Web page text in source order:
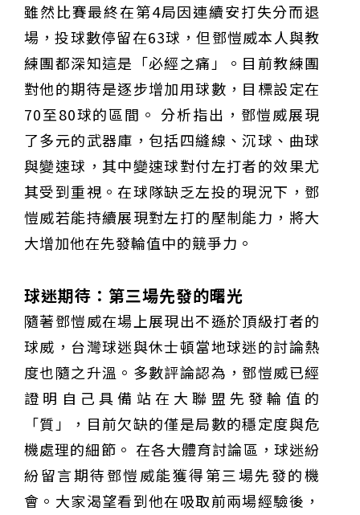
雖然比賽最終在第4局因連續安打失分而退
場，投球數停留在63球，但鄧愷威本人與教
練團都深知這是「必經之痛」。目前教練團
對他的期待是逐步增加用球數，目標設定在
70至80球的區間。 分析指出，鄧愷威展現
了多元的武器庫，包括四縫線、沉球、曲球
與變速球，其中變速球對付左打者的效果尤
其受到重視。在球隊缺乏左投的現況下，鄧
愷威若能持續展現對左打的壓制能力，將大
大增加他在先發輪值中的競爭力。
球迷期待：第三場先發的曙光
隨著鄧愷威在場上展現出不遜於頂級打者的
球威，台灣球迷與休士頓當地球迷的討論熱
度也隨之升溫。多數評論認為，鄧愷威已經
證明自己具備站在大聯盟先發輪值的
「質」，目前欠缺的僅是局數的穩定度與危
機處理的細節。 在各大體育討論區，球迷紛
紛留言期待鄧愷威能獲得第三場先發的機
會。大家渴望看到他在吸取前兩場經驗後，